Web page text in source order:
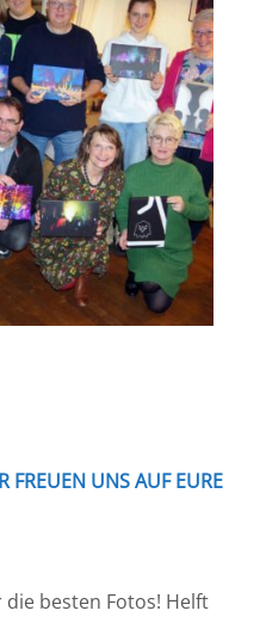
FREUEN UNS AUF EURE
besten Fotos! Helft